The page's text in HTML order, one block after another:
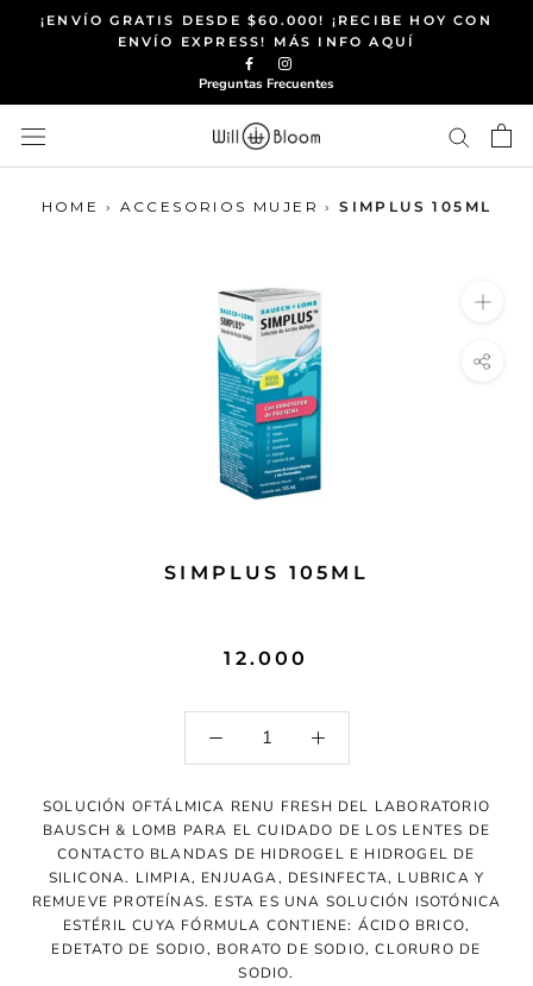
Saltar¡ENVÍO GRATIS DESDE $60.000! ¡RECIBE HOY CON
ENVÍO EXPRESS! MÁS INFO AQUÍ
Preguntas Frecuentes
HOME › ACCESORIOS MUJER › SIMPLUS 105ML
SIMPLUS 105ML
12.000
SOLUCIÓN OFTÁLMICA RENU FRESH DEL LABORATORIO
BAUSCH & LOMB PARA EL CUIDADO DE LOS LENTES DE
CONTACTO BLANDAS DE HIDROGEL E HIDROGEL DE
SILICONA. LIMPIA, ENJUAGA, DESINFECTA, LUBRICA Y
REMUEVE PROTEÍNAS. ESTA ES UNA SOLUCIÓN ISOTÓNICA
ESTÉRIL CUYA FÓRMULA CONTIENE: ÁCIDO BRICO,
EDETATO DE SODIO, BORATO DE SODIO, CLORURO DE
SODIO.